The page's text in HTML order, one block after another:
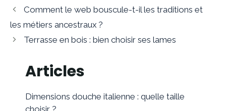
Comment le web bouscule-t-il les traditions et
les métiers ancestraux ?
Terrasse en bois : bien choisir ses lames
Articles
Dimensions douche italienne : quelle taille
choisir ?